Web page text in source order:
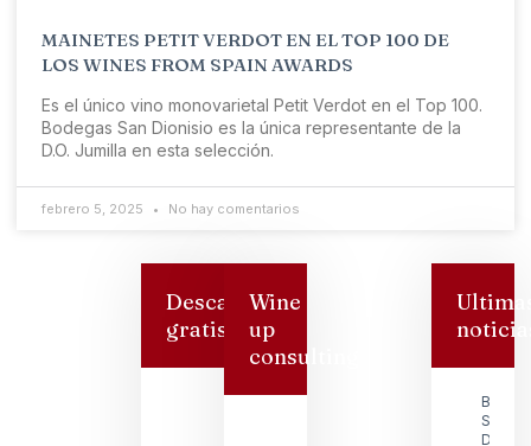
MAINETES PETIT VERDOT EN EL TOP 100 DE
LOS WINES FROM SPAIN AWARDS
Es el único vino monovarietal Petit Verdot en el Top 100.
Bodegas San Dionisio es la única representante de la
D.O. Jumilla en esta selección.
febrero 5, 2025 No hay comentarios
Descarga
gratis
Wine
up
consulting
San